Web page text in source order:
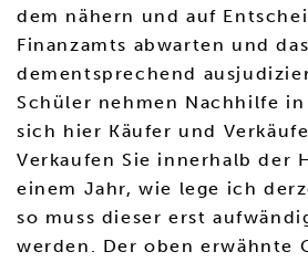
dem nähern und auf
Finanzamts abwarten und
dementsprechend
Schüler nehmen Nachhilfe
sich hier Käufer und
Verkaufen Sie innerhalb der
einem Jahr, wie lege ich
so muss dieser erst
werden. Der oben erwähnte